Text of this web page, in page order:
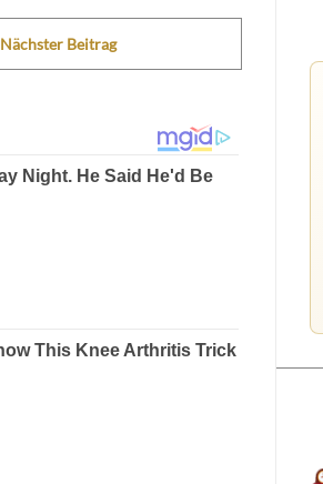
Nächster Beitrag